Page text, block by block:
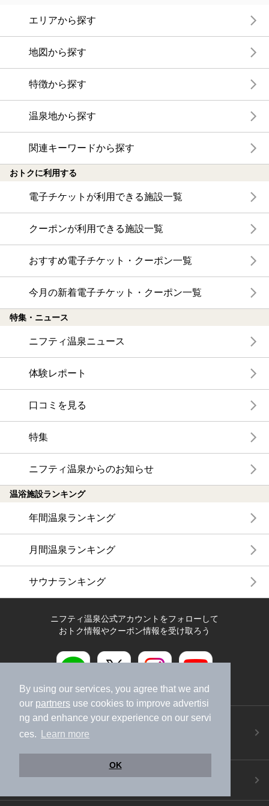
By using our services, you agree that we and
our partners use cookies to improve advertisi
ng and enhance your experience on our servi
ces.
Learn more
OK
エリアから探す
地図から探す
特徴から探す
温泉地から探す
関連キーワードから探す
おトクに利用する
電子チケットが利用できる施設一覧
クーポンが利用できる施設一覧
おすすめ電子チケット・クーポン一覧
今月の新着電子チケット・クーポン一覧
特集・ニュース
ニフティ温泉ニュース
体験レポート
口コミを見る
特集
ニフティ温泉からのお知らせ
温浴施設ランキング
年間温泉ランキング
月間温泉ランキング
サウナランキング
ニフティ温泉公式アカウントをフォローして
おトク情報やクーポン情報を受け取ろう
ニフティ温泉アプリ
地図から温泉検索！お得な限定クーポンも！